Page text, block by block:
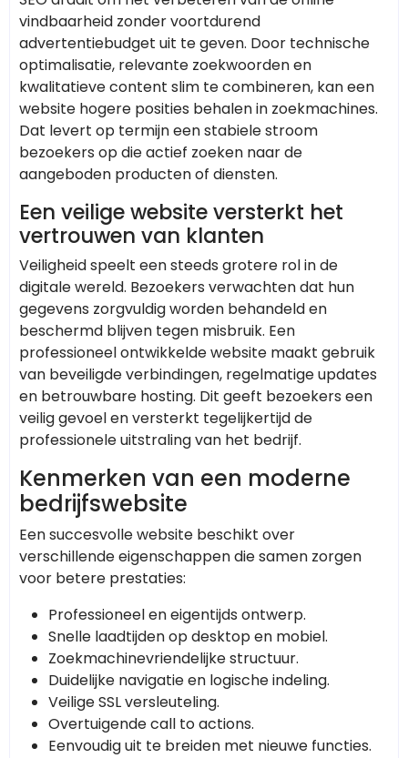
vindbaarheid zonder voortdurend
advertentiebudget uit te geven. Door technische
optimalisatie, relevante zoekwoorden en
kwalitatieve content slim te combineren, kan een
website hogere posities behalen in zoekmachines.
Dat levert op termijn een stabiele stroom
bezoekers op die actief zoeken naar de
aangeboden producten of diensten.
Een veilige website versterkt het
vertrouwen van klanten
Veiligheid speelt een steeds grotere rol in de
digitale wereld. Bezoekers verwachten dat hun
gegevens zorgvuldig worden behandeld en
beschermd blijven tegen misbruik. Een
professioneel ontwikkelde website maakt gebruik
van beveiligde verbindingen, regelmatige updates
en betrouwbare hosting. Dit geeft bezoekers een
veilig gevoel en versterkt tegelijkertijd de
professionele uitstraling van het bedrijf.
Kenmerken van een moderne
bedrijfswebsite
Een succesvolle website beschikt over
verschillende eigenschappen die samen zorgen
voor betere prestaties:
Professioneel en eigentijds ontwerp.
Snelle laadtijden op desktop en mobiel.
Zoekmachinevriendelijke structuur.
Duidelijke navigatie en logische indeling.
Veilige SSL versleuteling.
Overtuigende call to actions.
Eenvoudig uit te breiden met nieuwe functies.